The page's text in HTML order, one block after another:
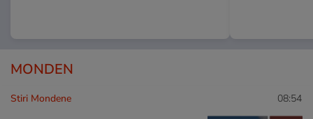
MONDEN
Stiri Mondene 08:54